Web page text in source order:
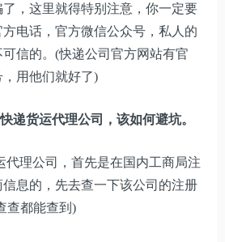
，这里就得特别注意，你一定要
电话，官方微信公众号，私人的
信的。(快递公司官方网站有官
用他们就好了)
递货运代理公司，该如何避坑。
代理公司，首先是在国内工商局注
息的，先去查一下该公司的注册
查都能查到)